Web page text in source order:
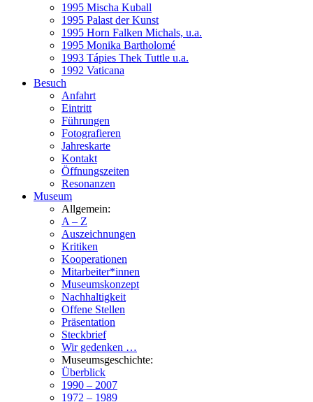
1995 Mischa Kuball
1995 Palast der Kunst
1995 Horn Falken Michals, u.a.
1995 Monika Bartholomé
1993 Tápies Thek Tuttle u.a.
1992 Vaticana
Besuch
Anfahrt
Eintritt
Führungen
Fotografieren
Jahreskarte
Kontakt
Öffnungszeiten
Resonanzen
Museum
Allgemein:
A – Z
Auszeichnungen
Kritiken
Kooperationen
Mitarbeiter*innen
Museumskonzept
Nachhaltigkeit
Offene Stellen
Präsentation
Steckbrief
Wir gedenken …
Museumsgeschichte:
Überblick
1990 – 2007
1972 – 1989